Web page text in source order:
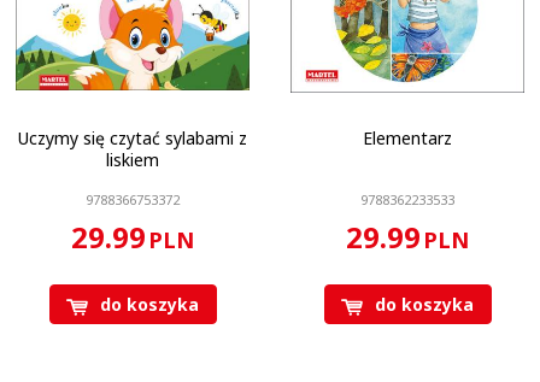
Uczymy się czytać sylabami z
liskiem
9788366753372
29.99 PLN
do koszyka
Elementarz
9788362233533
29.99 PLN
do koszyka